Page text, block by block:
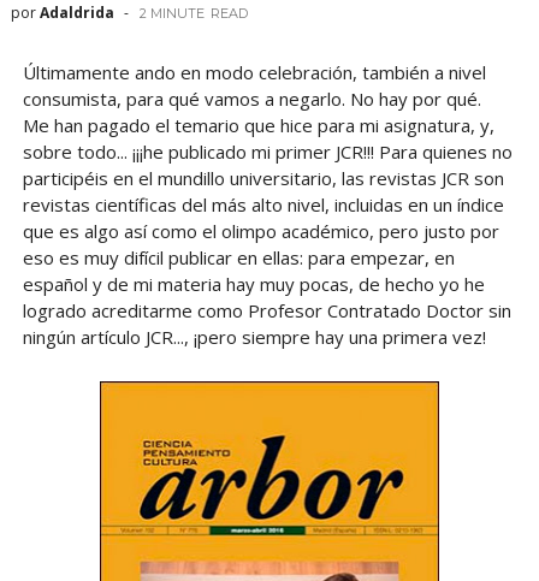
porAdaldrida 2 MINUTE READ
Últimamente ando en modo celebración, también a nivel
consumista, para qué vamos a negarlo. No hay por qué.
Me han pagado el temario que hice para mi asignatura, y,
sobre todo... ¡¡¡he publicado mi primer JCR!!! Para quienes no
participéis en el mundillo universitario, las revistas JCR son
revistas científicas del más alto nivel, incluidas en un índice
que es algo así como el olimpo académico, pero justo por
eso es muy difícil publicar en ellas: para empezar, en
español y de mi materia hay muy pocas, de hecho yo he
logrado acreditarme como Profesor Contratado Doctor sin
ningún artículo JCR..., ¡pero siempre hay una primera vez!